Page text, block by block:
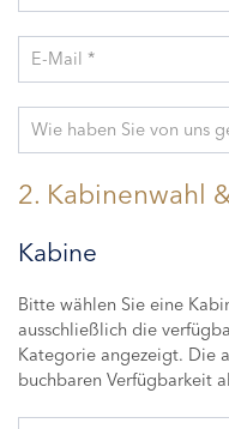
E-Mail *
Wie haben Sie von uns
2. Kabinenwahl
Kabine
Bitte wählen Sie eine
ausschließlich die
Kategorie angezeigt. Die
buchbaren Verfügbarkeit